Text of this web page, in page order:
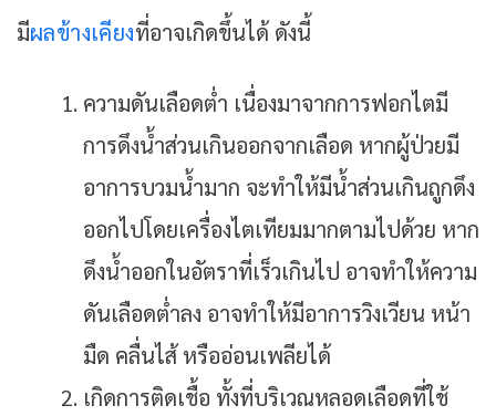
มีผลข้างเคียงที่อาจเกิดขึ้นได้ ดังนี้
ความดันเลือดต่ำ เนื่องมาจากการฟอกไตมี
การดึงน้ำส่วนเกินออกจากเลือด หากผู้ป่วยมี
อาการบวมน้ำมาก จะทำให้มีน้ำส่วนเกินถูกดึง
ออกไปโดยเครื่องไตเทียมมากตามไปด้วย หาก
ดึงน้ำออกในอัตราที่เร็วเกินไป อาจทำให้ความ
ดันเลือดต่ำลง อาจทำให้มีอาการวิงเวียน หน้า
มืด คลื่นไส้ หรืออ่อนเพลียได้
เกิดการติดเชื้อ ทั้งที่บริเวณหลอดเลือดที่ใช้